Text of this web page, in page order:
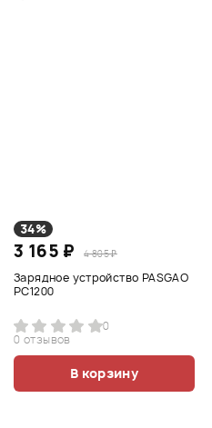
34%
3 165 ₽ 4 805 ₽
Зарядное устройство PASGAO
PC1200
0
0 отзывов
В корзину